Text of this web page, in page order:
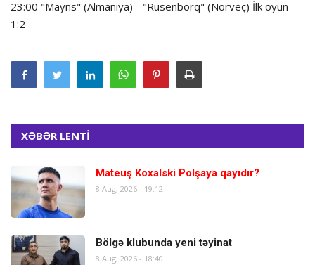
23:00 "Mayns" (Almaniya) - "Rusenborq" (Norveç) İlk oyun
1:2
XƏBƏR LENTİ
Mateuş Koxalski Polşaya qayıdır?
8 Aug, 2026 - 19:12
Bölgə klubunda yeni təyinat
8 Aug, 2026 - 18:40